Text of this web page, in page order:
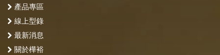
產品專區
線上型錄
最新消息
關於樺裕